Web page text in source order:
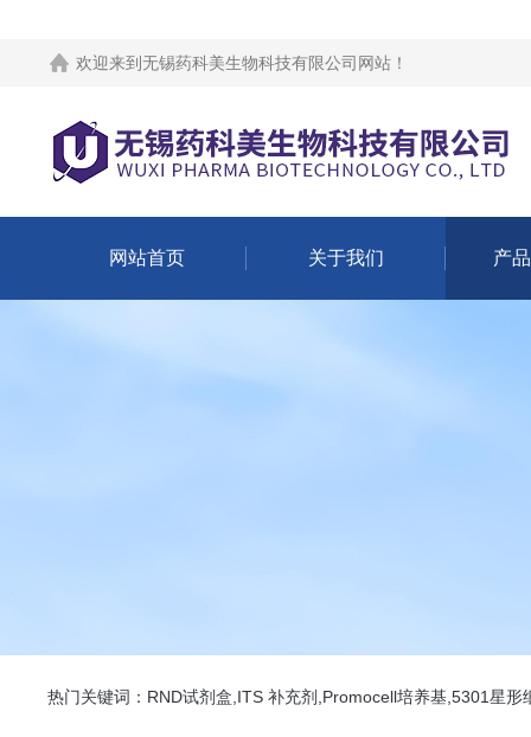
欢迎来到 无锡药科美生物科技有限公司网站 ！
网站首页 关于我们 产
热门关键词：RND试剂盒,ITS 补充剂,Promocell培养基,5301星形